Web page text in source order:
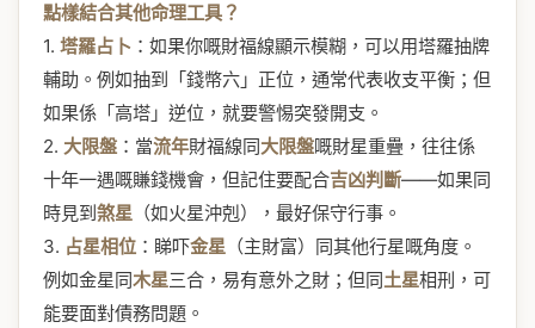
點樣結合其他命理工具？
1. 塔羅占卜 ：如果你嘅財福線顯示模糊，可以用塔羅抽牌
輔助。例如抽到「錢幣六」正位，通常代表收支平衡；但
如果係「高塔」逆位，就要警惕突發開支。
2. 大限盤 ：當流年財福線同大限盤嘅財星重疊，往往係
十年一遇嘅賺錢機會，但記住要配合吉凶判斷——如果同
時見到煞星 （如火星沖剋），最好保守行事。
3. 占星相位 ：睇吓金星 （主財富）同其他行星嘅角度。
例如金星同木星三合，易有意外之財；但同土星相刑，可
能要面對債務問題。